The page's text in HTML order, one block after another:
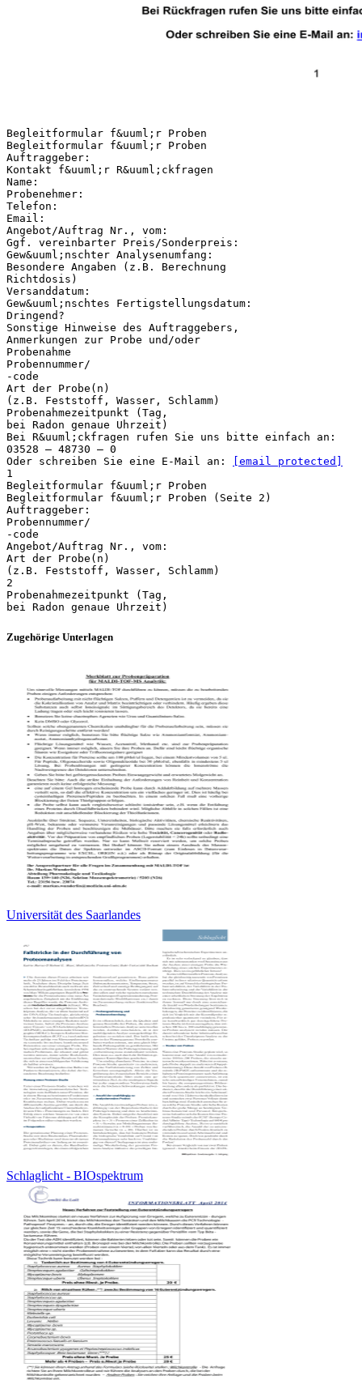
Begleitformular f&uuml;r Proben
Begleitformular f&uuml;r Proben
Auftraggeber:
Kontakt f&uuml;r R&uuml;ckfragen
Name:
Probenehmer:
Telefon:
Email:
Angebot/Auftrag Nr., vom:
Ggf. vereinbarter Preis/Sonderpreis:
Gew&uuml;nschter Analysenumfang:
Besondere Angaben (z.B. Berechnung
Richtdosis)
Versanddatum:
Gew&uuml;nschtes Fertigstellungsdatum:
Dringend?
Sonstige Hinweise des Auftraggebers,
Anmerkungen zur Probe und/oder
Probenahme
Probennummer/
-code
Art der Probe(n)
(z.B. Feststoff, Wasser, Schlamm)
Probenahmezeitpunkt (Tag,
bei Radon genaue Uhrzeit)
Bei R&uuml;ckfragen rufen Sie uns bitte einfach an:
03528 – 48730 – 0
Oder schreiben Sie eine E-Mail an:
[email protected]
1
Begleitformular f&uuml;r Proben
Begleitformular f&uuml;r Proben (Seite 2)
Auftraggeber:
Probennummer/
-code
Angebot/Auftrag Nr., vom:
Art der Probe(n)
(z.B. Feststoff, Wasser, Schlamm)
2
Probenahmezeitpunkt (Tag,
Zugehörige Unterlagen
Universität des Saarlandes
Schlaglicht - BIOspektrum